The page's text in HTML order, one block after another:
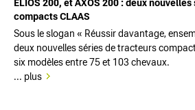
ELIOS 200, et AXOS 200 : deux
compacts CLAAS
Sous le slogan « Réussir davantage,
deux nouvelles séries de tracteurs
six modèles entre 75 et 103 chevaux.
... plus